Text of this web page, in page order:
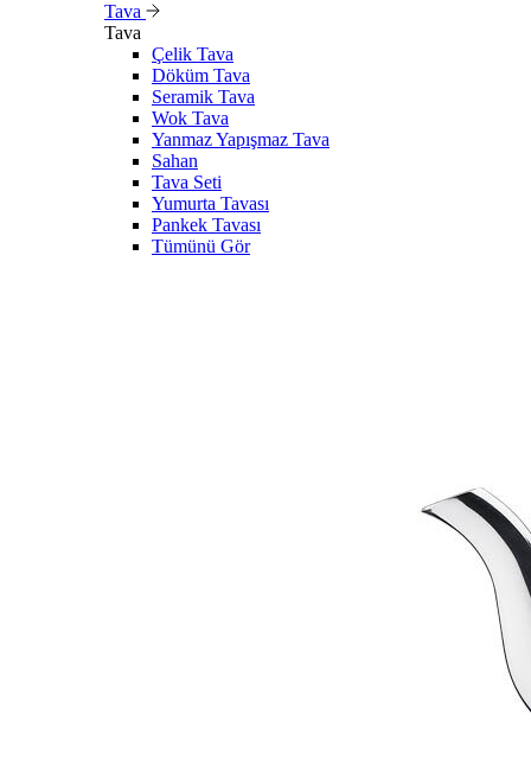
Tava
Tava
Çelik Tava
Döküm Tava
Seramik Tava
Wok Tava
Yanmaz Yapışmaz Tava
Sahan
Tava Seti
Yumurta Tavası
Pankek Tavası
Tümünü Gör